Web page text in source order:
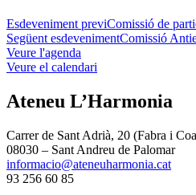
Esdeveniment previComissió de
Següent esdevenimentComissió
Veure l'agenda
Veure el calendari
Ateneu L’Harmonia
Carrer de Sant Adrià, 20 (Fabra i
08030 – Sant Andreu de Palomar
informacio@ateneuharmonia.cat
93 256 60 85